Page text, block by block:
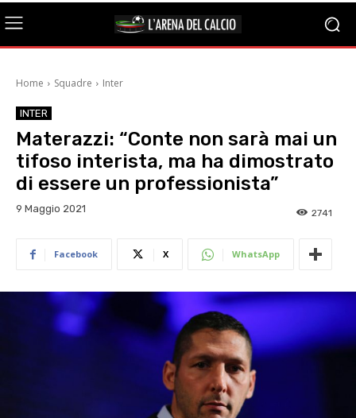
Home Squadre Inter
INTER
Materazzi: “Conte non sarà mai un
tifoso interista, ma ha dimostrato
di essere un professionista”
9 Maggio 2021 2741
Facebook X WhatsApp